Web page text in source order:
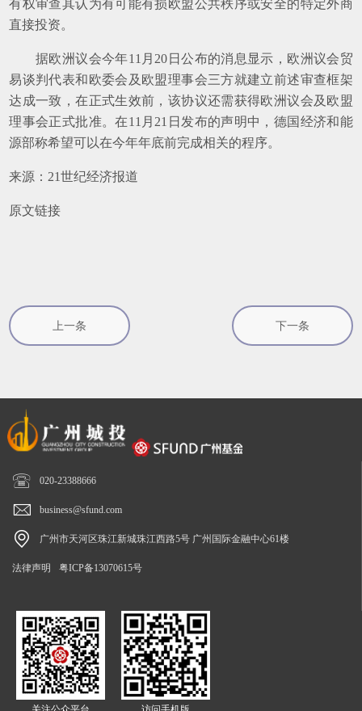
有权审查其认为有可能有损欧盟公共秩序或安全的特定外商
直接投资。
据欧洲议会今年11月20日公布的消息显示，欧洲议会贸
易谈判代表和欧委会及欧盟理事会三方就建立前述审查框架
达成一致，在正式生效前，该协议还需获得欧洲议会及欧盟
理事会正式批准。在11月21日发布的声明中，德国经济和能
源部称希望可以在今年年底前完成相关的程序。
来源：21世纪经济报道
原文链接
上一条 下一条
 020-23388666
 business@sfund.com
 广州市天河区珠江新城珠江西路5号 广州国际金融中心61楼
法律声明 粤ICP备13070615号